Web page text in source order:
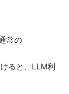
常の
ると、LLM利